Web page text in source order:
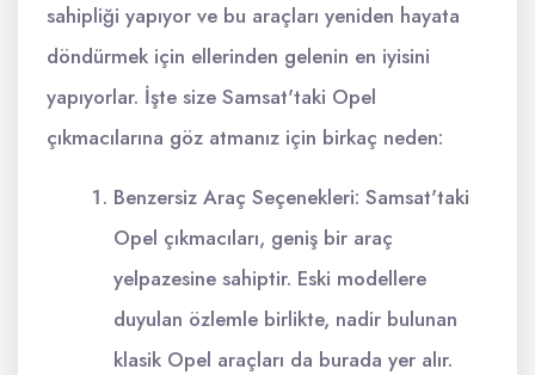
sahipliği yapıyor ve bu araçları yeniden hayata
döndürmek için ellerinden gelenin en iyisini
yapıyorlar. İşte size Samsat'taki Opel
çıkmacılarına göz atmanız için birkaç neden:
Benzersiz Araç Seçenekleri: Samsat'taki
Opel çıkmacıları, geniş bir araç
yelpazesine sahiptir. Eski modellere
duyulan özlemle birlikte, nadir bulunan
klasik Opel araçları da burada yer alır.